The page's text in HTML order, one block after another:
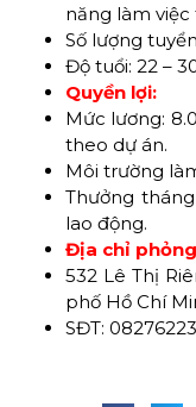
năng làm
Số lượng
Độ tuổi: 22 –
Quyền lợi:
Mức lương:
theo dự án.
Môi trường
Thưởng
lao động.
Địa chỉ
532 Lê Thị
phố Hồ Chí
SĐT: